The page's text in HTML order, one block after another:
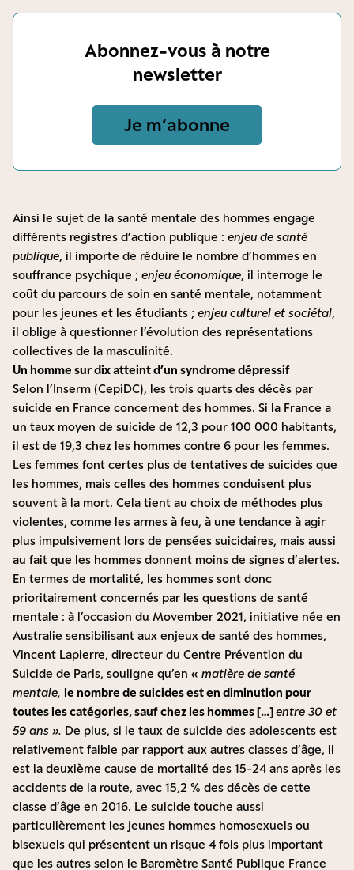
Abonnez-vous à notre
newsletter
Je m‘abonne
Ainsi le sujet de la santé mentale des hommes engage
différents registres d’action publique : enjeu de santé
publique, il importe de réduire le nombre d’hommes en
souffrance psychique ; enjeu économique, il interroge le
coût du parcours de soin en santé mentale, notamment
pour les jeunes et les étudiants ; enjeu culturel et sociétal,
il oblige à questionner l’évolution des représentations
collectives de la masculinité.
Un homme sur dix atteint d’un syndrome dépressif
Selon l’Inserm (CepiDC), les trois quarts des décès par
suicide en France concernent des hommes. Si la France a
un taux moyen de suicide de 12,3 pour 100 000 habitants,
il est de 19,3 chez les hommes contre 6 pour les femmes.
Les femmes font certes plus de tentatives de suicides que
les hommes, mais celles des hommes conduisent plus
souvent à la mort. Cela tient au choix de méthodes plus
violentes, comme les armes à feu, à une tendance à agir
plus impulsivement lors de pensées suicidaires, mais aussi
au fait que les hommes donnent moins de signes d’alertes.
En termes de mortalité, les hommes sont donc
prioritairement concernés par les questions de santé
mentale : à l’occasion du Movember 2021, initiative née en
Australie sensibilisant aux enjeux de santé des hommes,
Vincent Lapierre, directeur du Centre Prévention du
Suicide de Paris, souligne qu’en « matière de santé
mentale, le nombre de suicides est en diminution pour
toutes les catégories, sauf chez les hommes […]entre 30 et
59 ans ». De plus, si le taux de suicide des adolescents est
relativement faible par rapport aux autres classes d’âge, il
est la deuxième cause de mortalité des 15-24 ans après les
accidents de la route, avec 15,2 % des décès de cette
classe d’âge en 2016. Le suicide touche aussi
particulièrement les jeunes hommes homosexuels ou
bisexuels qui présentent un risque 4 fois plus important
que les autres selon le Baromètre Santé Publique France